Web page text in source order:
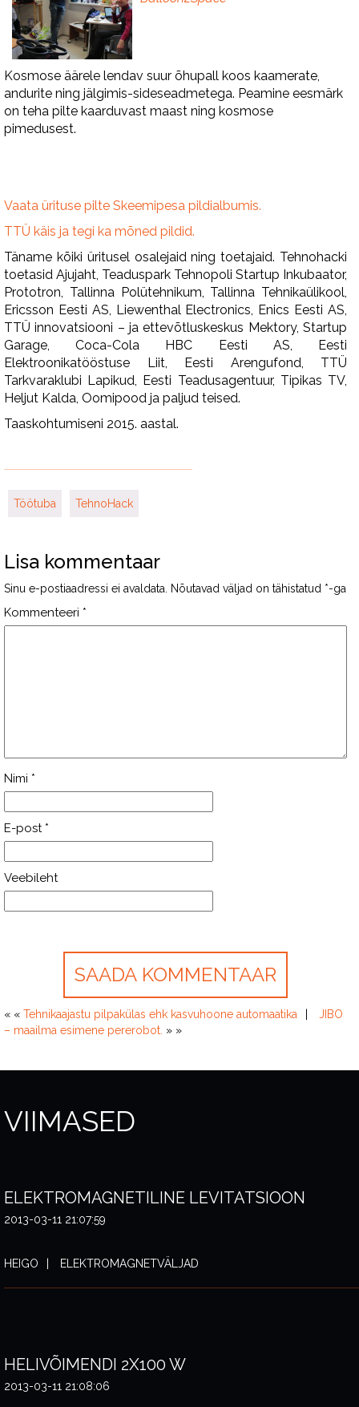
Kosmose äärele lendav suur õhupall koos kaamerate,
andurite ning jälgimis-sideseadmetega. Peamine eesmärk
on teha pilte kaarduvast maast ning kosmose
pimedusest.
Vaata ürituse pilte Skeemipesa pildialbumis.
TTÜ käis ja tegi ka mõned pildid.
Täname kõiki üritusel osalejaid ning toetajaid. Tehnohacki
toetasid Ajujaht, Teaduspark Tehnopoli Startup Inkubaator,
Prototron, Tallinna Polütehnikum, Tallinna Tehnikaülikool,
Ericsson Eesti AS, Liewenthal Electronics, Enics Eesti AS,
TTÜ innovatsiooni – ja ettevõtluskeskus Mektory, Startup
Garage, Coca-Cola HBC Eesti AS, Eesti
Elektroonikatööstuse Liit, Eesti Arengufond, TTÜ
Tarkvaraklubi Lapikud, Eesti Teadusagentuur, Tipikas TV,
Heljut Kalda, Oomipood ja paljud teised.
Taaskohtumiseni 2015. aastal.
Töötuba TehnoHack
Lisa kommentaar
Sinu e-postiaadressi ei avaldata. Nõutavad väljad on tähistatud *-ga
Kommenteeri *
Nimi *
E-post *
Veebileht
« « Tehnikaajastu pilpakülas ehk kasvuhoone automaatika
JIBO
– maailma esimene pererobot. » »
VIIMASED
ELEKTROMAGNETILINE LEVITATSIOON
2013-03-11 21:07:59
HEIGO ELEKTROMAGNETVÄLJAD
HELIVÕIMENDI 2X100 W
2013-03-11 21:08:06